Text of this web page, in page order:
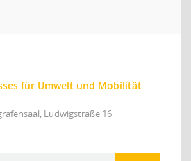
für Umwelt und Mobilität
Ludwigstraße 16